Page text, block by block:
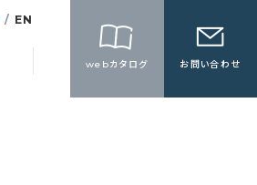
EN
webカタログ お問い合わせ